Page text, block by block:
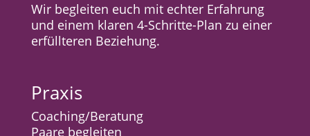
Wir begleiten euch mit echter Erfahrung
und einem klaren 4-Schritte-Plan zu einer
erfüllteren Beziehung.
Praxis
Coaching/Beratung
Paare begleiten